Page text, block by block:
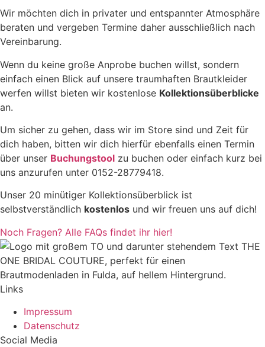
Wir möchten dich in privater und entspannter Atmosphäre
beraten und vergeben Termine daher ausschließlich nach
Vereinbarung.
Wenn du keine große Anprobe buchen willst, sondern
einfach einen Blick auf unsere traumhaften Brautkleider
werfen willst bieten wir kostenlose Kollektionsüberblicke
an.
Um sicher zu gehen, dass wir im Store sind und Zeit für
dich haben, bitten wir dich hierfür ebenfalls einen Termin
über unser Buchungstool zu buchen oder einfach kurz bei
uns anzurufen unter 0152-28779418.
Unser 20 minütiger Kollektionsüberblick ist
selbstverständlich kostenlos und wir freuen uns auf dich!
Noch Fragen? Alle FAQs findet ihr hier!
Links
Impressum
Datenschutz
Social Media